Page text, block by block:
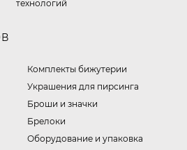
технологий
Комплекты бижутерии
Украшения для пирсинга
Броши и значки
Брелоки
Оборудование и упаковка